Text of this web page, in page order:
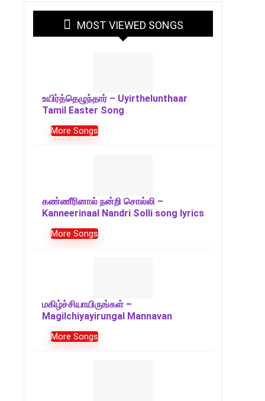
MOST VIEWED SONGS
உயிர்த்தெழுந்தார் – Uyirthelunthaar
Tamil Easter Song
More Songs
கண்ணீரினால் நன்றி சொல்லி –
Kanneerinaal Nandri Solli song lyrics
More Songs
மகிழ்ச்சியாயிருங்கள் –
Magilchiyayirungal Mannavan
More Songs